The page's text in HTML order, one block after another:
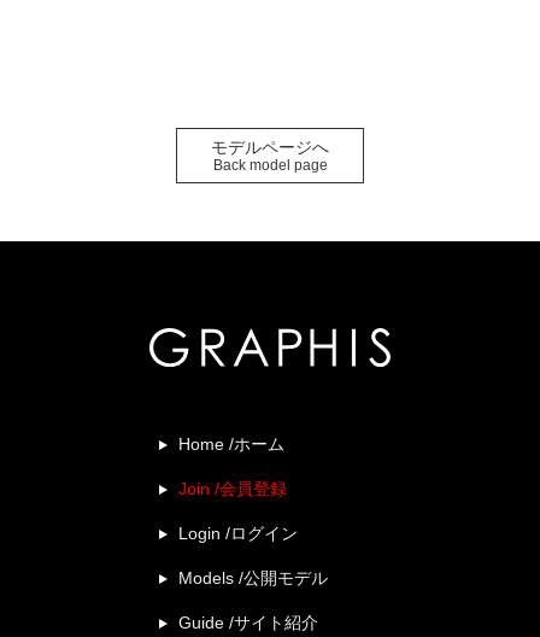
モデルページへ
Back model page
Home /ホーム
Join /会員登録
Login /ログイン
Models /公開モデル
Guide /サイト紹介